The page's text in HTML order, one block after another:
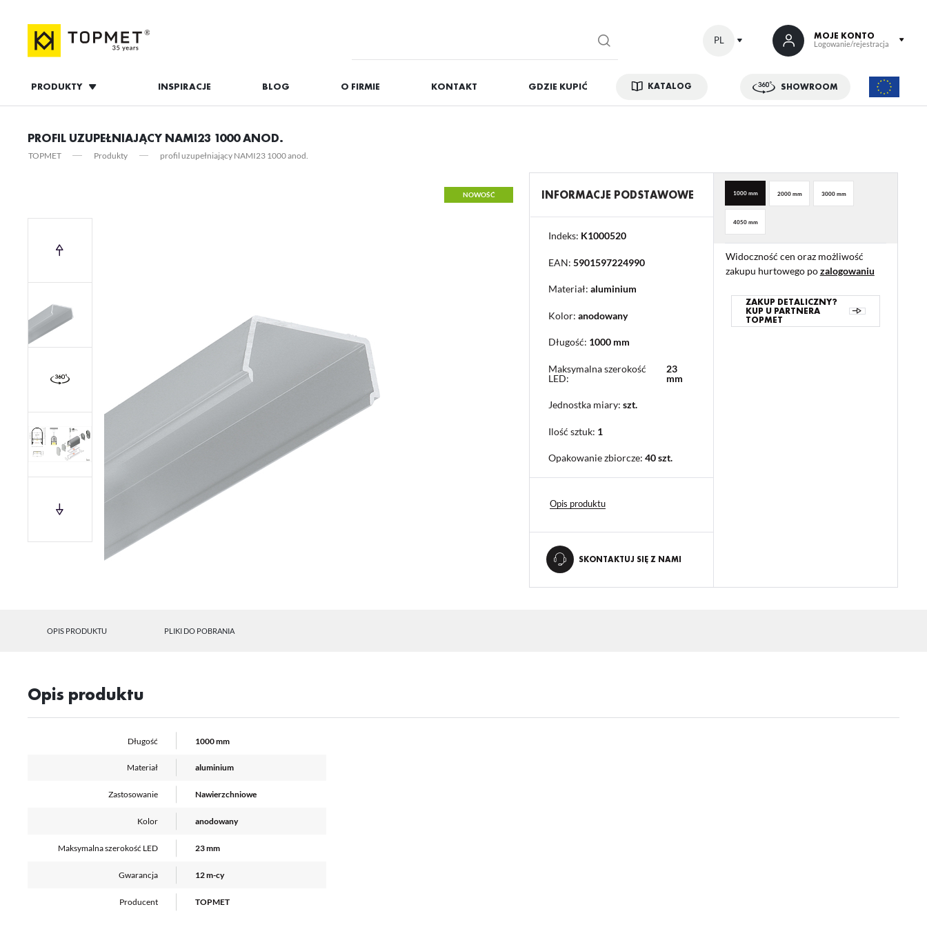
PL MOJE KONTO
Logowanie/rejestracja
PRODUKTY INSPIRACJE BLOG O FIRMIE KONTAKT GDZIE KUPIĆ KATALOG SHOWROOM
brak konieczności wprowadzania swoich danych przy kolejnych zakupach
PROFIL UZUPEŁNIAJĄCY NAMI23 1000 ANOD.
TOPMET Produkty profil uzupełniający NAMI23 1000 anod.
NOWOŚĆ INFORMACJE PODSTAWOWE
Indeks: K1000520
EAN: 5901597224990
Materiał: aluminium
Kolor: anodowany
Długość: 1000 mm
Maksymalna szerokość
LED:
23
mm
Jednostka miary: szt.
Ilość sztuk: 1
Opakowanie zbiorcze:40 szt.
Opis produktu
SKONTAKTUJ SIĘ Z NAMI
1000 mm 2000 mm 3000 mm
4050 mm
Widoczność cen oraz możliwość
zakupu hurtowego pozalogowaniu
ZAKUP DETALICZNY?
KUP U PARTNERA
TOPMET
OPIS PRODUKTU PLIKI DO POBRANIA
Opis produktu
Długość 1000 mm
Materiał aluminium
Zastosowanie Nawierzchniowe
Kolor anodowany
Maksymalna szerokość LED 23 mm
Gwarancja 12 m-cy
Producent TOPMET